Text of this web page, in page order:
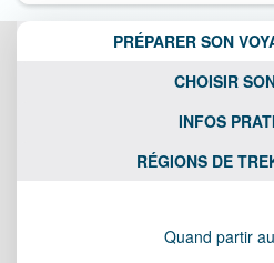
PRÉPARER SON
CHOISIR
INFOS
RÉGIONS DE
Quand partir